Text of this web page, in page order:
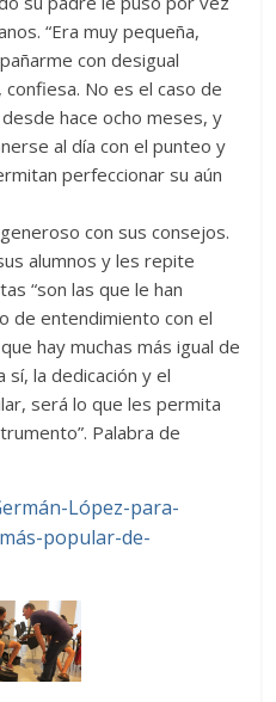
“Era muy pequeña,
con desigual
confiesa. No es el caso de
hace ocho meses, y
al día con el punteo y
perfeccionar su aún
con sus consejos.
alumnos y les repite
“son las que le han
de entendimiento con el
hay muchas más igual de
la dedicación y el
será lo que les permita
Palabra de
López-para-
popular-de-